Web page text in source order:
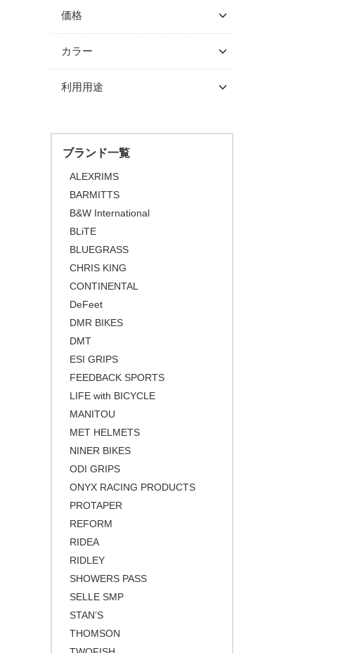
価格
～ \5,000
\5,001 ～ 10,000
\10,001 ～ 20,000
\30,001 ～ 50,000
\50,001 ～
カラー
利用用途
ブランド一覧
ALEXRIMS
BARMITTS
B&W International
BLiTE
BLUEGRASS
CHRIS KING
CONTINENTAL
DeFeet
DMR BIKES
DMT
ESI GRIPS
FEEDBACK SPORTS
LIFE with BICYCLE
MANITOU
MET HELMETS
NINER BIKES
ODI GRIPS
ONYX RACING PRODUCTS
PROTAPER
REFORM
RIDEA
RIDLEY
SHOWERS PASS
SELLE SMP
STAN’S
THOMSON